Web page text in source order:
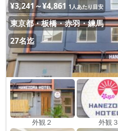
¥3,241～¥4,861 1人あたり目安
東京都・板橋・赤羽・練馬
27名迄
外観２ 外観３